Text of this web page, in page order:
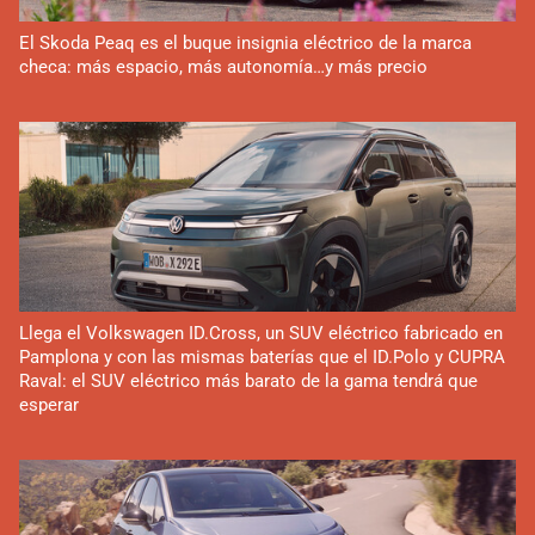
El Skoda Peaq es el buque insignia eléctrico de la marca
checa: más espacio, más autonomía…y más precio
Llega el Volkswagen ID.Cross, un SUV eléctrico fabricado en
Pamplona y con las mismas baterías que el ID.Polo y CUPRA
Raval: el SUV eléctrico más barato de la gama tendrá que
esperar